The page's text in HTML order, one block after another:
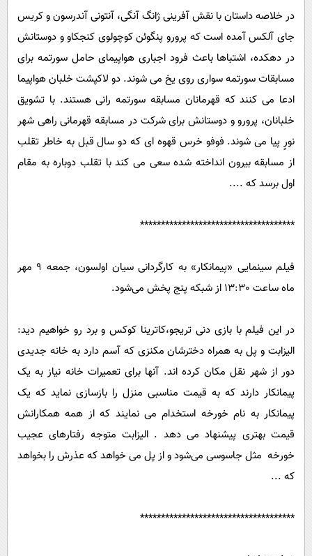
در خلاصه داستان با نقش آفرینی ژانگ آنگی، آنتونی آندرسون و کریس
جای آلکس آمده است که پرورو پنگوئن کوچولوی کنجکاو و دوستانش
در دهکده، اشتباها باعث فرود اجباری هواپیمای حامل سورتمه برای
مسابقات سورتمه سواری روی یخ می شوند. دو لاکپشت خلبان هواپیما
ادعا می کنند که قهرمانان مسابقه سورتمه رانی هستند. با تشویق
خلبانان، پرورو و دوستانش برای شرکت در مسابقه قهرمانی راهی شهر
نورٍ پیا می شوند. فوفو خرس قهوه ای که دو سال قبل به خاطر تقلب
از مسابقه بیرون انداخته شده سعی می کند با تقلب دوباره به مقام
اول برسد که ....
*************************************
فیلم سینمایی «پیمانکار» به کارگردانی سیان اولسون، جمعه 9 مهر
ماه ساعت 13:30 از شبکه پنج پخش می‌شود.
در این فیلم با بازی دنی تریجو،کاترینا کوکس و برد رو خواهیم دید:
الیزابت و پل به همراه دخترشان مکنزی که آسم دارد به خانه جدیدی
دور از شهر نقل مکان کرده اند. آنها برای تعمیرات خانه نیاز به یک
پیمانکار دارند که به قیمت مناسبی منزل را بازسازی نماید که یک
پیمانکار به نام خورخه استخدام می نمایند که از همه همکارانش
قیمت بهتری پیشنهاد می دهد . الیزابت متوجه رفتارهای عجیب
خورخه مثل جاسوسی می‌شود و از پل می خواهد که عذرش را بخواهد
که ...
*************************************